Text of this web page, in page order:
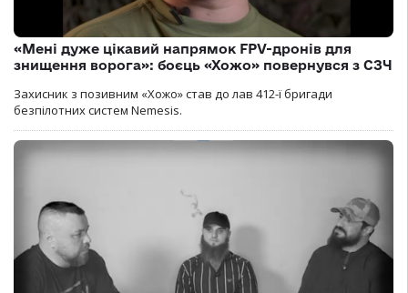
«Мені дуже цікавий напрямок FPV-дронів для
знищення ворога»: боєць «Хожо» повернувся з СЗЧ
Захисник з позивним «Хожо» став до лав 412-ї бригади
безпілотних систем Nemesis.